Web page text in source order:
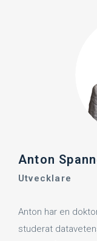
Anton
Utvecklare
Anton har en
studerat